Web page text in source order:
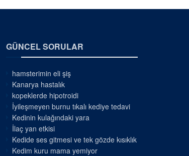
GÜNCEL SORULAR
hamsterimin eli şiş
Kanarya hastalık
kopeklerde hipotroidi
İyileşmeyen burnu tıkalı kediye tedavi
Kedinin kulağındaki yara
İlaç yan etkisi
Kedide ses gitmesi ve tek gözde kısıklık
Kedim kuru mama yemiyor